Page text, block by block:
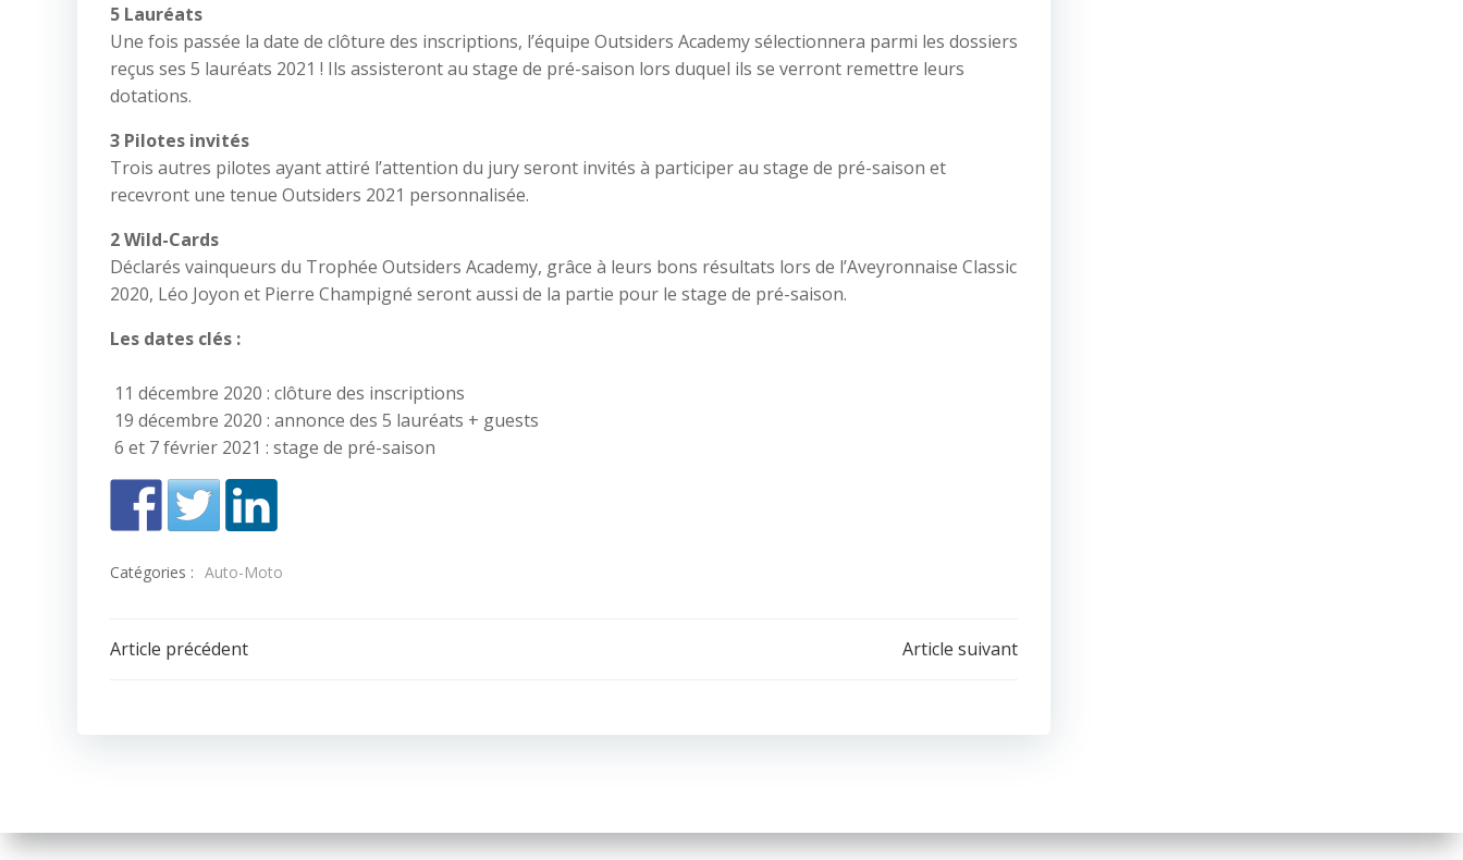
5 Lauréats
Une fois passée la date de clôture des inscriptions, l’équipe Outsiders Academy sélectionnera parmi les dossiers
reçus ses 5 lauréats 2021 ! Ils assisteront au stage de pré-saison lors duquel ils se verront remettre leurs
dotations.
3 Pilotes invités
Trois autres pilotes ayant attiré l’attention du jury seront invités à participer au stage de pré-saison et
recevront une tenue Outsiders 2021 personnalisée.
2 Wild-Cards
Déclarés vainqueurs du Trophée Outsiders Academy, grâce à leurs bons résultats lors de l’Aveyronnaise Classic
2020, Léo Joyon et Pierre Champigné seront aussi de la partie pour le stage de pré-saison.
Les dates clés :
11 décembre 2020 : clôture des inscriptions
19 décembre 2020 : annonce des 5 lauréats + guests
6 et 7 février 2021 : stage de pré-saison
Catégories : Auto-Moto
Navigation
Article précédent Article suivant